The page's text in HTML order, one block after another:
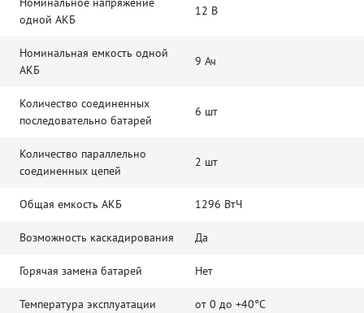
одной АКБ
12 В
Номинальная емкость одной
АКБ
9 Ач
Количество соединенных
последовательно батарей
6 шт
Количество параллельно
соединенных цепей
2 шт
Общая емкость АКБ 1296 ВтЧ
Возможность каскадирования Да
Горячая замена батарей Нет
Температура эксплуатации от 0 до +40°C